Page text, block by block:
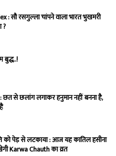
: सौ रसगुल्‍ला चांपने वाला भारत भुखमरी
?
बुद्ध..!
छत से छलांग लगाकर हनुमान नहीं बनना है,
को पेड़ से लटकाया : आज यह कातिल हसीना
Karwa Chauth का व्रत